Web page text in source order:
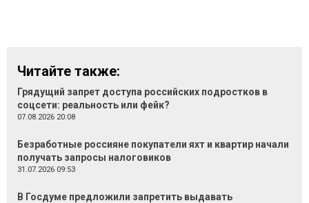
Читайте также:
Грядущий запрет доступа российских подростков в
соцсети: реальность или фейк?
07.08.2026 20:08
Безработные россияне покупатели яхт и квартир начали
получать запросы налоговиков
31.07.2026 09:53
В Госдуме предложили запретить выдавать